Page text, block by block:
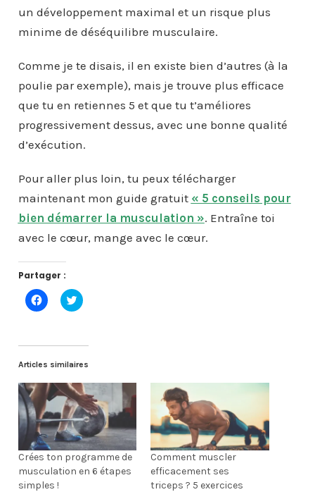
un développement maximal et un risque plus
minime de déséquilibre musculaire.
Comme je te disais, il en existe bien d’autres (à la
poulie par exemple), mais je trouve plus efficace
que tu en retiennes 5 et que tu t’améliores
progressivement dessus, avec une bonne qualité
d’exécution.
Pour aller plus loin, tu peux télécharger
maintenant mon guide gratuit « 5 conseils pour
bien démarrer la musculation ». Entraîne toi
avec le cœur, mange avec le cœur.
Partager :
C
l
e
p
o
u
r
p
a
r
t
a
g
e
r
s
u
C
l
e
p
o
u
r
p
a
r
t
a
g
e
r
s
Articles similaires
Crées ton programme de
musculation en 6 étapes
simples !
Comment muscler
efficacement ses
triceps ? 5 exercices